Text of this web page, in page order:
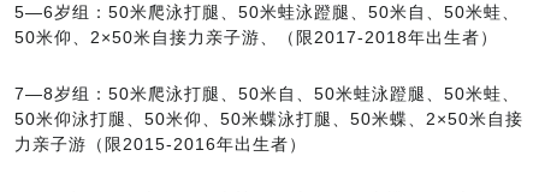
5—6岁组：50米爬泳打腿、50米蛙泳蹬腿、50米自、50米蛙、
50米仰、2×50米自接力亲子游、（限2017-2018年出生者）
7—8岁组：50米爬泳打腿、50米自、50米蛙泳蹬腿、50米蛙、
50米仰泳打腿、50米仰、50米蝶泳打腿、50米蝶、2×50米自接
力亲子游（限2015-2016年出生者）